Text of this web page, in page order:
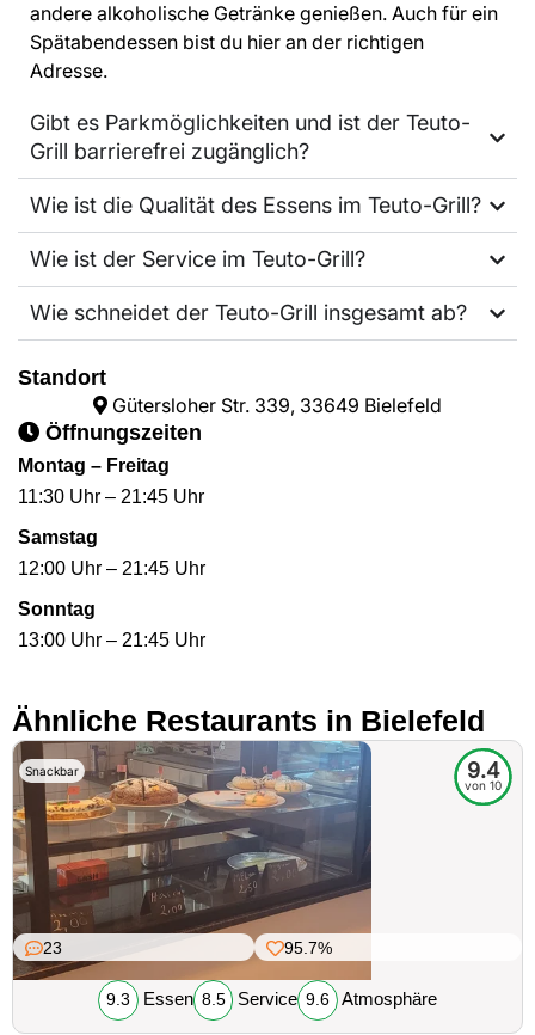
andere alkoholische Getränke genießen. Auch für ein
Spätabendessen bist du hier an der richtigen
Adresse.
Gibt es Parkmöglichkeiten und ist der Teuto-
Grill barrierefrei zugänglich?
Wie ist die Qualität des Essens im Teuto-Grill?
Wie ist der Service im Teuto-Grill?
Wie schneidet der Teuto-Grill insgesamt ab?
Standort
Gütersloher Str. 339, 33649 Bielefeld
Öffnungszeiten
Montag – Freitag
11:30 Uhr – 21:45 Uhr
Samstag
12:00 Uhr – 21:45 Uhr
Sonntag
13:00 Uhr – 21:45 Uhr
Ähnliche Restaurants in Bielefeld
Snackbar 9.4
von 10
23 95.7%
9.3 Essen 8.5 Service 9.6 Atmosphäre